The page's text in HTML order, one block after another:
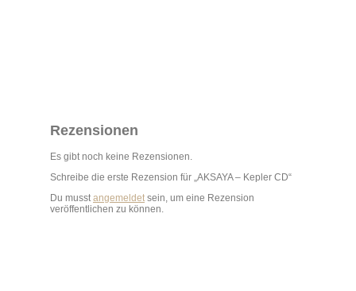
Rezensionen
Es gibt noch keine Rezensionen.
Schreibe die erste Rezension für „AKSAYA – Kepler CD“
Du musstangemeldetsein, um eine Rezension
veröffentlichen zu können.